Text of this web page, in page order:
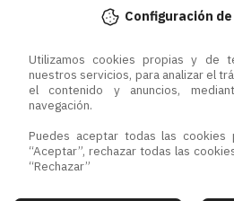
Configuración
Utilizamos cookies propias y de
nuestros servicios, para analizar el
el contenido y anuncios,
navegación.
Puedes aceptar todas las cookies
“Aceptar”, rechazar todas las
“Rechazar”